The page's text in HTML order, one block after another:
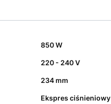
850 W
220 - 240 V
234 mm
Ekspres ciśnieniowy